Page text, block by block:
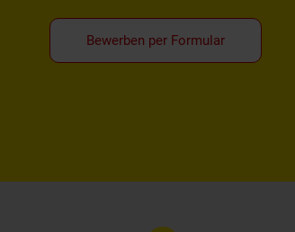
Bewerben per Formular